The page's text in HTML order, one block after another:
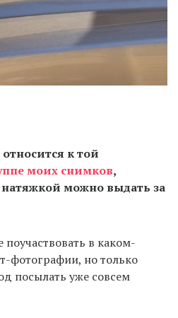
к той
моих снимков,
можно выдать за
в каком-
фотографии, но только
посылать уже совсем